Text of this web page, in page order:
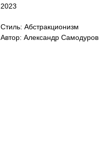
2023
Стиль: Абстракционизм
Автор: Александр Самодуров